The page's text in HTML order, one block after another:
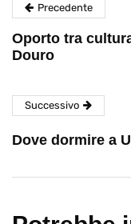
Precedente
Oporto tra
Douro
Successivo
Dove dormire a